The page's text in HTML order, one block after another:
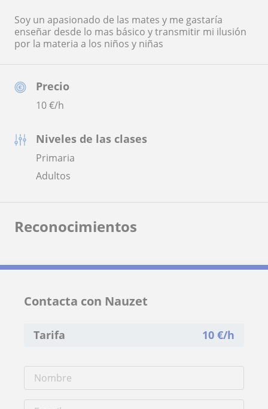
Precio
10€/h
Niveles de las clases
Primaria
Adultos
Soy un apasionado de las mates y me gastaría
enseñar desde lo mas básico y transmitir mi ilusión
por la materia a los niños y niñas
Reconocimientos
Contacta con Nauzet
Tarifa 10 €/h